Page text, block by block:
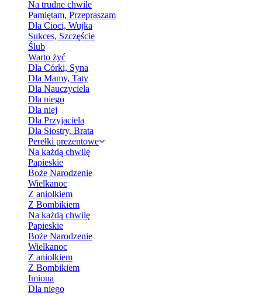
Na trudne chwile
Pamiętam, Przepraszam
Dla Cioci, Wujka
Sukces, Szczęście
Ślub
Warto żyć
Dla Córki, Syna
Dla Mamy, Taty
Dla Nauczyciela
Dla niego
Dla niej
Dla Przyjaciela
Dla Siostry, Brata
Perełki prezentowe
Na każdą chwilę
Papieskie
Boże Narodzenie
Wielkanoc
Z aniołkiem
Z Bombikiem
Na każdą chwilę
Papieskie
Boże Narodzenie
Wielkanoc
Z aniołkiem
Z Bombikiem
Imiona
Dla niego